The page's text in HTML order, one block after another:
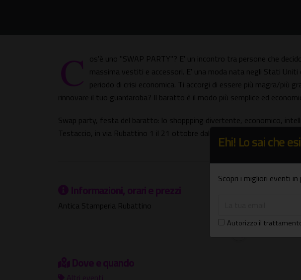
C os'è uno "SWAP PARTY"? E' un incontro tra persone che
massima vestiti e accessori. E' una moda nata negli Stati
periodo di crisi economica. Ti accorgi di essere più magra/più
rinnovare il tuo guardaroba? Il baratto è il modo più semplice ed
Swap party, festa del baratto: lo shoppping divertente, economico,
Testaccio, in via Rubattino 1 il 21 ottobre dalle 16,00.
Informazioni, orari e prezzi
Antica Stamperia Rubattino
Dove e quando
Altri eventi
Ehi! Lo sai che
Scopri i migliori eventi
Autorizzo il